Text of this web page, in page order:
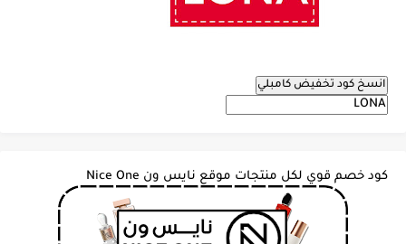
انسخ كود تخفيض كامبلي
كود خصم قوي لكل منتجات موقع نايس ون Nice One